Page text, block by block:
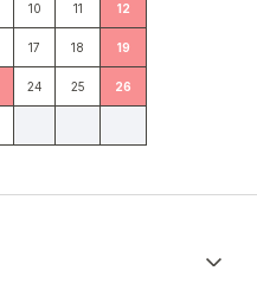
10 11 12
17 18 19
24 25 26